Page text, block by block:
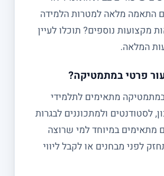
התאמה מלאה למטרות הלמידה
מקצועות נוספים? תוכלו לעיין
המלאה.
פרטי במתמטיקה?
מתאימים לתלמידי
לסטודנטים ולמתכוננים לבגרות
הם מתאימים במיוחד למי שרוצה
לפני מבחנים או לקבל ליווי